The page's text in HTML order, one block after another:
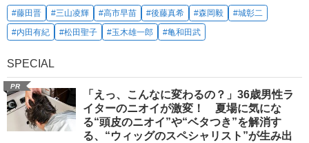
#藤田晋 #三山凌輝 #高市早苗 #後藤真希 #森岡毅
#城彰二
#内田有紀
#松田聖子 #玉木雄一郎 #亀和田武
SPECIAL
PR
「えっ、こんなに変わるの？」36歳男性ラ
イターのニオイが激変！ 夏場に気にな
る“頭皮のニオイ”や“ベタつき”を解消す
る、“ウィッグのスペシャリスト”が生み出